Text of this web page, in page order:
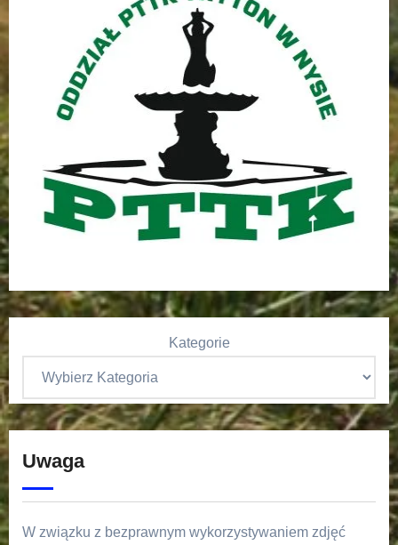
Kategorie
Uwaga
W związku z bezprawnym wykorzystywaniem zdjęć